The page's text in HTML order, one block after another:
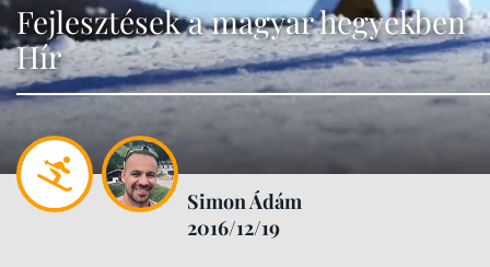
Fejlesztések a magyar hegyekben
Hír
Simon Ádám
2016/12/19